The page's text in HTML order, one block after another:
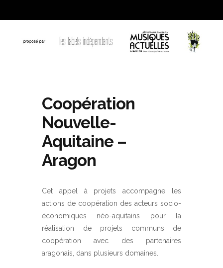
Coopération
Nouvelle-
Aquitaine –
Aragon
Cet appel à projets accompagne les
actions de coopération des acteurs socio-
économiques néo-aquitains pour la
réalisation de projets communs de
coopération avec des partenaires
aragonais, dans plusieurs domaines.